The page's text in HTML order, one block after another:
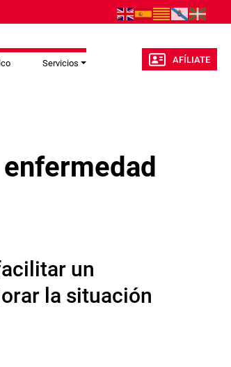
Servicios AFÍLIATE
un
la situación